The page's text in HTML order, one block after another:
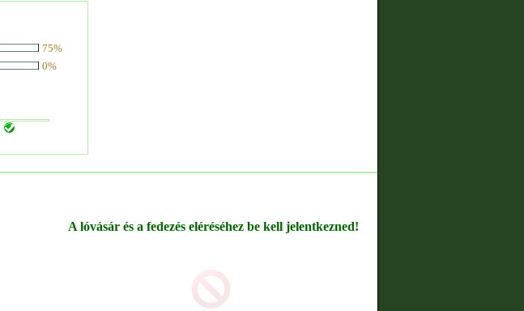
75%
0%
A lóvásár és a fedezés eléréséhez be kell jelentkezned!